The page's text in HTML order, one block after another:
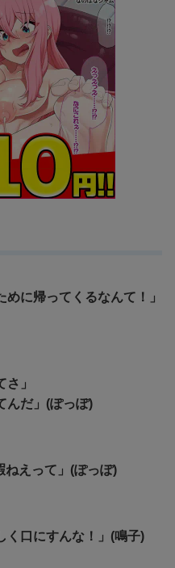
めに帰ってくるなんて！」
」
んだ」(ぽっぽ)
ねえって」(ぽっぽ)
く口にすんな！」(鳴子)